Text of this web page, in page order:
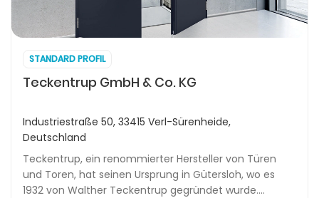
STANDARD PROFIL
Teckentrup GmbH & Co. KG
Industriestraße 50, 33415 Verl-Sürenheide,
Deutschland
Teckentrup, ein renommierter Hersteller von Türen
und Toren, hat seinen Ursprung in Gütersloh, wo es
1932 von Walther Teckentrup gegründet wurde.